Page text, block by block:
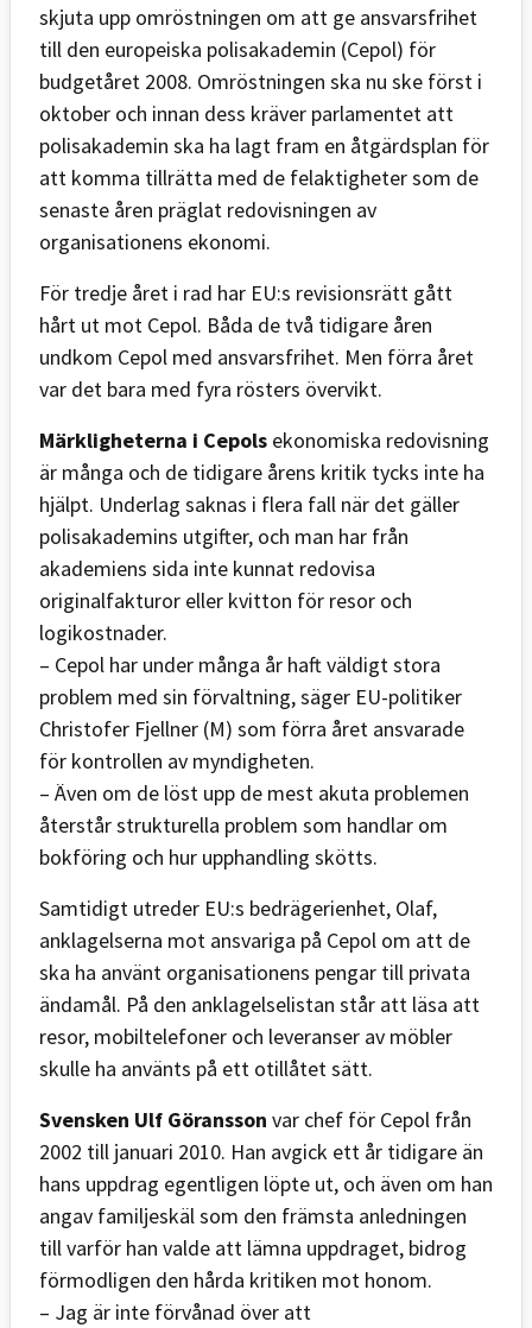
skjuta upp omröstningen om att ge ansvarsfrihet
till den europeiska polisakademin (Cepol) för
budgetåret 2008. Omröstningen ska nu ske först i
oktober och innan dess kräver parlamentet att
polisakademin ska ha lagt fram en åtgärdsplan för
att komma tillrätta med de felaktigheter som de
senaste åren präglat redovisningen av
organisationens ekonomi.
För tredje året i rad har EU:s revisionsrätt gått
hårt ut mot Cepol. Båda de två tidigare åren
undkom Cepol med ansvarsfrihet. Men förra året
var det bara med fyra rösters övervikt.
Märkligheterna i Cepols ekonomiska redovisning
är många och de tidigare årens kritik tycks inte ha
hjälpt. Underlag saknas i flera fall när det gäller
polisakademins utgifter, och man har från
akademiens sida inte kunnat redovisa
originalfakturor eller kvitton för resor och
logikostnader.
– Cepol har under många år haft väldigt stora
problem med sin förvaltning, säger EU-politiker
Christofer Fjellner (M) som förra året ansvarade
för kontrollen av myndigheten.
– Även om de löst upp de mest akuta problemen
återstår strukturella problem som handlar om
bokföring och hur upphandling skötts.
Samtidigt utreder EU:s bedrägerienhet, Olaf,
anklagelserna mot ansvariga på Cepol om att de
ska ha använt organisationens pengar till privata
ändamål. På den anklagelselistan står att läsa att
resor, mobiltelefoner och leveranser av möbler
skulle ha använts på ett otillåtet sätt.
Svensken Ulf Göransson var chef för Cepol från
2002 till januari 2010. Han avgick ett år tidigare än
hans uppdrag egentligen löpte ut, och även om han
angav familjeskäl som den främsta anledningen
till varför han valde att lämna uppdraget, bidrog
förmodligen den hårda kritiken mot honom.
– Jag är inte förvånad över att